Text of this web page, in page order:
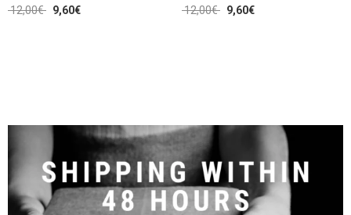
12,00€ 9,60€
12,00€ 9,60€